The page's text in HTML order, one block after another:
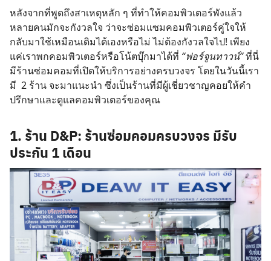
หลังจากที่พูดถึงสาเหตุหลัก ๆ ที่ทำให้คอมพิวเตอร์พังแล้ว
หลายคนมักจะกังวลใจ ว่าจะซ่อมแซมคอมพิวเตอร์คู่ใจให้
กลับมาใช้เหมือนเดิมได้เองหรือไม่ ไม่ต้องกังวลใจไป! เพียง
แค่เราพกคอมพิวเตอร์หรือโน้ตบุ๊กมาได้ที่ “ฟอร์จูนทาวน์”ที่นี่
มีร้านซ่อมคอมที่เปิดให้บริการอย่างครบวงจร โดยในวันนี้เรา
มี 2 ร้าน จะมาแนะนำ ซึ่งเป็นร้านที่มีผู้เชี่ยวชาญคอยให้คำ
ปรึกษาและดูแลคอมพิวเตอร์ของคุณ
1. ร้าน D&P: ร้านซ่อมคอมครบวงจร มีรับ
ประกัน 1 เดือน